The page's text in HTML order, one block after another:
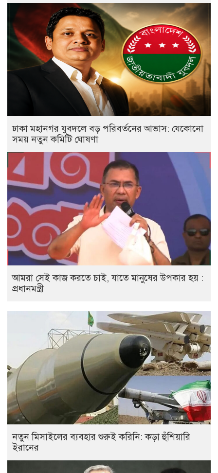
ঢাকা মহানগর যুবদলে বড় পরিবর্তনের আভাস: যেকোনো
সময় নতুন কমিটি ঘোষণা
আমরা সেই কাজ করতে চাই, যাতে মানুষের উপকার হয় :
প্রধানমন্ত্রী
নতুন মিসাইলের ব্যবহার শুরুই করিনি: কড়া হুঁশিয়ারি
ইরানের